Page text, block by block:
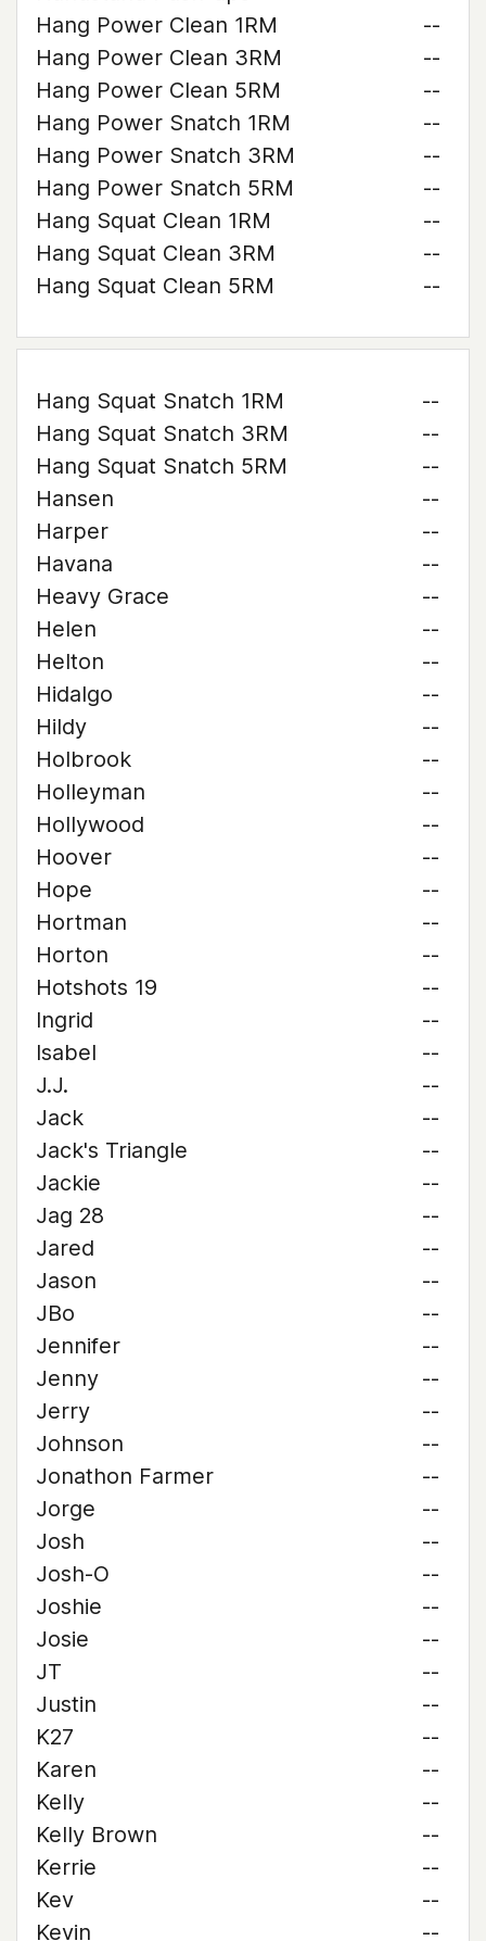
Hang Power Clean 1RM
--
Hang Power Clean 3RM
--
Hang Power Clean 5RM
--
Hang Power Snatch 1RM
--
Hang Power Snatch 3RM
--
Hang Power Snatch 5RM
--
Hang Squat Clean 1RM
--
Hang Squat Clean 3RM
--
Hang Squat Clean 5RM
--
Hang Squat Snatch 1RM
--
Hang Squat Snatch 3RM
--
Hang Squat Snatch 5RM
--
Hansen
--
Harper
--
Havana
--
Heavy Grace
--
Helen
--
Helton
--
Hidalgo
--
Hildy
--
Holbrook
--
Holleyman
--
Hollywood
--
Hoover
--
Hope
--
Hortman
--
Horton
--
Hotshots 19
--
Ingrid
--
Isabel
--
J.J.
--
Jack
--
Jack's Triangle
--
Jackie
--
Jag 28
--
Jared
--
Jason
--
JBo
--
Jennifer
--
Jenny
--
Jerry
--
Johnson
--
Jonathon Farmer
--
Jorge
--
Josh
--
Josh-O
--
Joshie
--
Josie
--
JT
--
Justin
--
K27
--
Karen
--
Kelly
--
Kelly Brown
--
Kerrie
--
Kev
--
Kevin
--